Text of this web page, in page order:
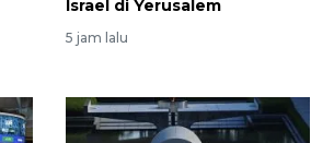
Israel di Yerusalem
5 jam lalu